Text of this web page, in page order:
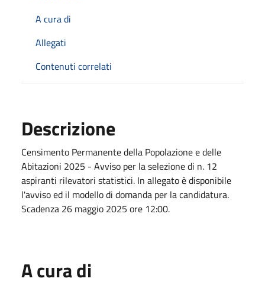
A cura di
Allegati
Contenuti correlati
Descrizione
Censimento Permanente della Popolazione e delle
Abitazioni 2025 - Avviso per la selezione di n. 12
aspiranti rilevatori statistici. In allegato è disponibile
l'avviso ed il modello di domanda per la candidatura.
Scadenza 26 maggio 2025 ore 12:00.
A cura di